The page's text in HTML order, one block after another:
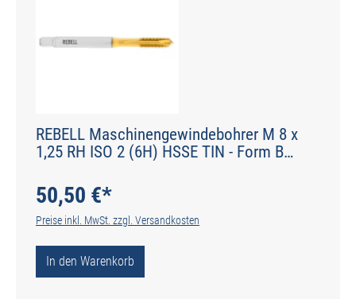
REBELL Maschinengewindebohrer M 8 x
1,25 RH ISO 2 (6H) HSSE TIN - Form B
50,50 €*
Preise inkl. MwSt. zzgl. Versandkosten
In den Warenkorb